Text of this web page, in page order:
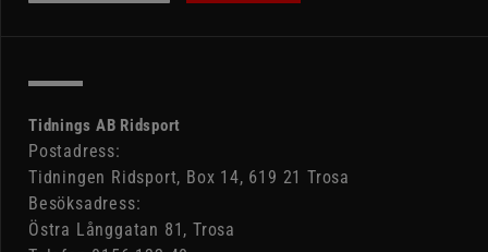
Tidnings AB Ridsport
Postadress:
Tidningen Ridsport, Box 14, 619 21 Trosa
Besöksadress:
Östra Långgatan 81, Trosa